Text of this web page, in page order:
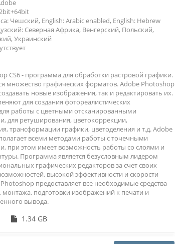
Чешский, English: Arabic enabled, English: Hebrew
Северная Африка, Венгерский, Польский,
Украинский
CS6 - программа для обработки растровой графики.
множество графических форматов. Adobe Photoshop
новые изображения, так и редактировать их.
для создания фотореалистических
работы с цветными отсканированными
для ретуширования, цветокоррекции,
трансформации графики, цветоделения и т.д. Adobe
всеми методами работы с точечными
при этом имеет возможность работы со слоями и
Программа является безусловным лидером
графических редакторов за счет своих
высокой эффективности и скорости
предоставляет все необходимые средства
монтажа, подготовки изображений к печати и
вывода.
1.34 GB